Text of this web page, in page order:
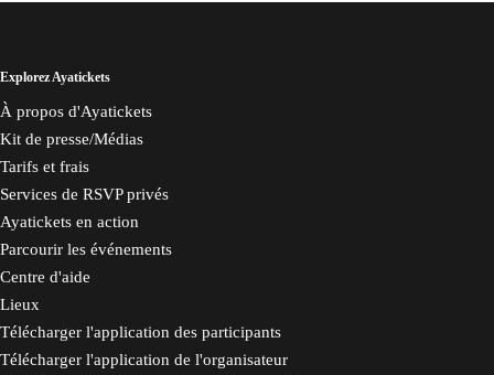
Explorez Ayatickets
À propos d'Ayatickets
Kit de presse/Médias
Tarifs et frais
Services de RSVP privés
Ayatickets en action
Parcourir les événements
Centre d'aide
Lieux
Télécharger l'application des participants
Télécharger l'application de l'organisateur